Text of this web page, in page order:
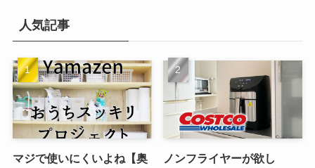
ブ
人気記事
マジで使いにくいよね【奥
ノンフライヤーが欲し